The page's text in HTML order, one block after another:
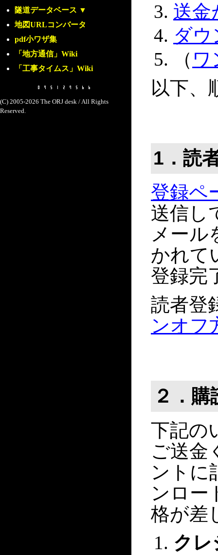
隧道データベース ▼
地図URLコンバータ
pdf小ワザ集
「地方通信」Wiki
「工事タイムス」Wiki
(C) 2005-2026 The ORJ desk / All Rights
Reserved.
送金
ダウ
（ ワ
以下、
1．読
登録ペ
送信し
メール
かれて
登録完
読者登
ンオフ
２．
下記の
ご送金
ントに
ンロー
格が差
クレ